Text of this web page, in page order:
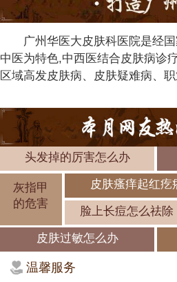
广州华医大皮肤科医院是经
中医为特色,中西医结合皮肤病诊
区域高发皮肤病、皮肤疑难病、职
头发掉的厉害怎么办
灰指甲
的危害
皮肤瘙痒起红疙
脸上长痘怎么祛除
皮肤过敏怎么办
温馨服务